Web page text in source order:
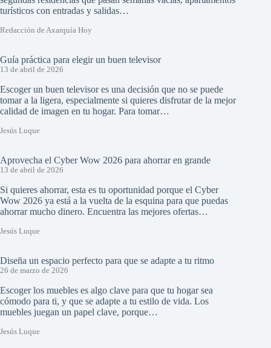
turísticos con entradas y salidas…
Redacción de Axarquía Hoy
Guía práctica para elegir un buen televisor
13 de abril de 2026
Escoger un buen televisor es una decisión que no se puede
tomar a la ligera, especialmente si quieres disfrutar de la mejor
calidad de imagen en tu hogar. Para tomar…
Jesús Luque
Aprovecha el Cyber Wow 2026 para ahorrar en grande
13 de abril de 2026
Si quieres ahorrar, esta es tu oportunidad porque el Cyber
Wow 2026 ya está a la vuelta de la esquina para que puedas
ahorrar mucho dinero. Encuentra las mejores ofertas…
Jesús Luque
Diseña un espacio perfecto para que se adapte a tu ritmo
26 de marzo de 2026
Escoger los muebles es algo clave para que tu hogar sea
cómodo para ti, y que se adapte a tu estilo de vida. Los
muebles juegan un papel clave, porque…
Jesús Luque